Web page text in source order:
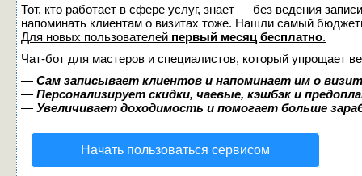
Тот, кто работает в сфере услуг, знает — без ведения
напоминать клиентам о визитах тоже. Нашли самый
Для новых пользователей первый месяц бесплатно.
Чат-бот для мастеров и специалистов, который упрощает
— Сам записывает клиентов и напоминает им о
— Персонализирует скидки, чаевые, кэшбэк и
— Увеличивает доходимость и помогает больше
Начать пользоваться сервисом